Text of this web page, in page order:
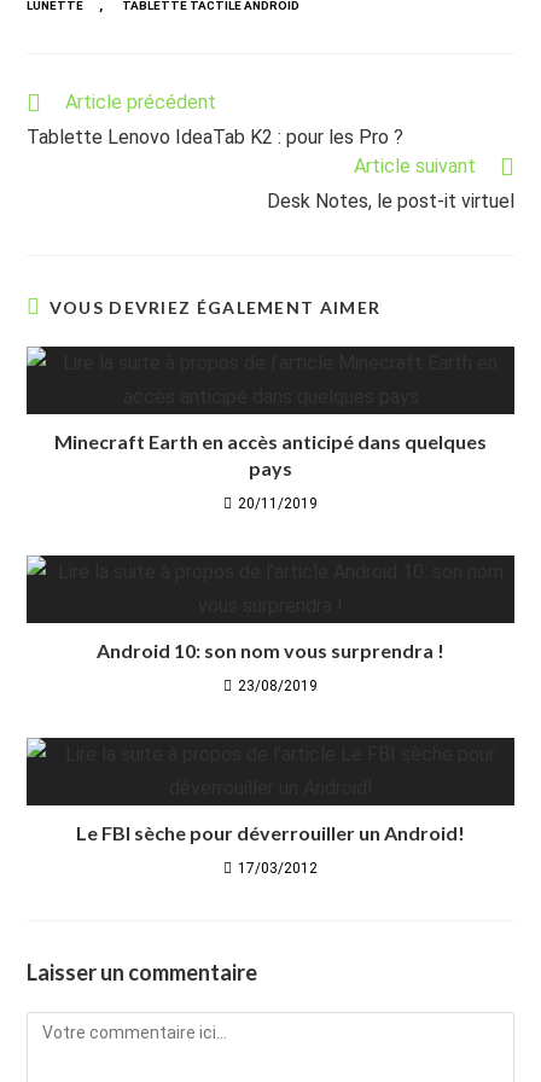
LUNETTE , TABLETTE TACTILE ANDROID
Read
articles
Article précédent
Tablette Lenovo IdeaTab K2 : pour les Pro ?
Article suivant
Desk Notes, le post-it virtuel
VOUS DEVRIEZ ÉGALEMENT AIMER
Minecraft Earth en accès anticipé dans quelques
pays
20/11/2019
Android 10: son nom vous surprendra !
23/08/2019
Le FBI sèche pour déverrouiller un Android!
17/03/2012
Laisser un commentaire
Comment